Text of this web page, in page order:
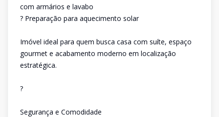
com armários e lavabo
? Preparação para aquecimento solar
Imóvel ideal para quem busca casa com suíte, espaço
gourmet e acabamento moderno em localização
estratégica.
?
Segurança e Comodidade